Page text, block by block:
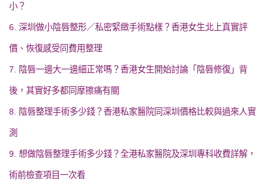
小？
6. 深圳做小陰唇整形／私密緊緻手術點樣？香港女生北上真實評
價、恢復感受同費用整理
7. 陰唇一邊大一邊細正常嗎？香港女生開始討論「陰唇修復」背
後，其實好多都同摩擦痛有關
8. 陰唇整理手術多少錢？香港私家醫院同深圳價格比較與過來人實
測
9. 想做陰唇整理手術多少錢？全港私家醫院及深圳專科收費詳解，
術前檢查項目一次看